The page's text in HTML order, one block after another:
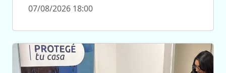
07/08/2026 18:00